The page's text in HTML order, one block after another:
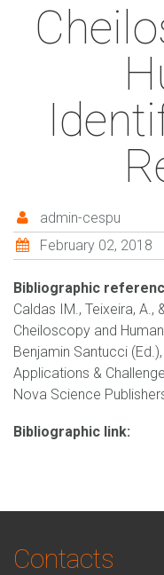
admin-cespu
February 02, 2018
Bibliographic
Caldas IM., Teixeira, A.,
Cheiloscopy and
Benjamin Santucci
Applications &
Nova Science
Bibliographic link:
Contacts